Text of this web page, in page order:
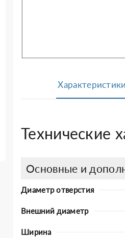
Характеристики
Технические
Основные и
Диаметр отверстия
Внешний диаметр
Ширина